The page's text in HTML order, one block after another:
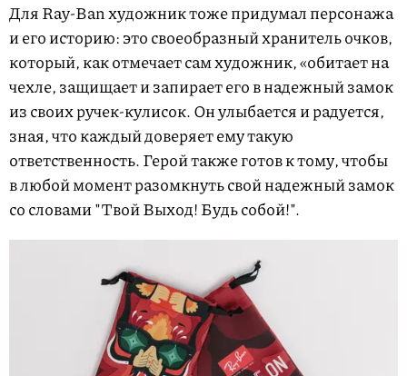
Для Ray-Ban художник тоже придумал персонажа
и его историю: это своеобразный хранитель очков,
который, как отмечает сам художник, «обитает на
чехле, защищает и запирает его в надежный замок
из своих ручек-кулисок. Он улыбается и радуется,
зная, что каждый доверяет ему такую
ответственность. Герой также готов к тому, чтобы
в любой момент разомкнуть свой надежный замок
со словами "Твой Выход! Будь собой!".